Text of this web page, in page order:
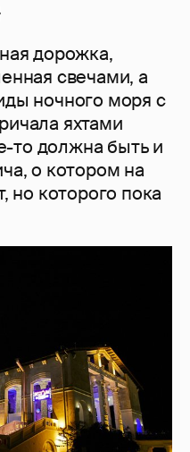
дорожка,
свечами, а
ночного моря с
яхтами
то должна быть и
о котором на
но которого пока